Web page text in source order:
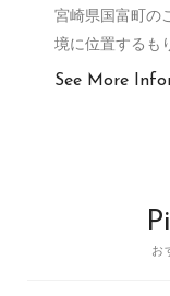
宮崎県国富町の
境に位置するも
See More
お